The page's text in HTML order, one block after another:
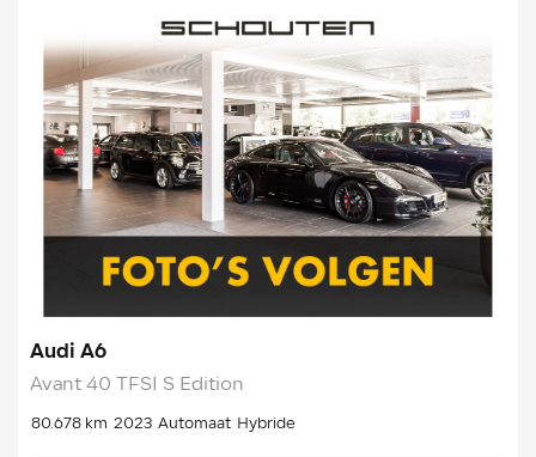
Audi A6
Avant 40 TFSI S Edition
80.678 km 2023 Automaat Hybride